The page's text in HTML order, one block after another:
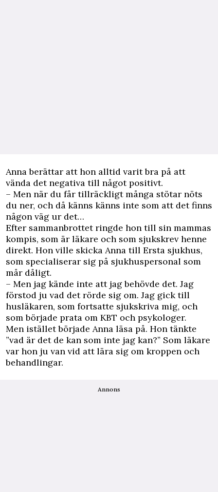
Anna berättar att hon alltid varit bra på att
vända det negativa till något positivt.
– Men när du får tillräckligt många stötar nöts
du ner, och då känns känns inte som att det finns
någon väg ur det…
Efter sammanbrottet ringde hon till sin mammas
kompis, som är läkare och som sjukskrev henne
direkt. Hon ville skicka Anna till Ersta sjukhus,
som specialiserar sig på sjukhuspersonal som
mår dåligt.
– Men jag kände inte att jag behövde det. Jag
förstod ju vad det rörde sig om. Jag gick till
husläkaren, som fortsatte sjukskriva mig, och
som började prata om KBT och psykologer.
Men istället började Anna läsa på. Hon tänkte
”vad är det de kan som inte jag kan?” Som läkare
var hon ju van vid att lära sig om kroppen och
behandlingar.
Annons